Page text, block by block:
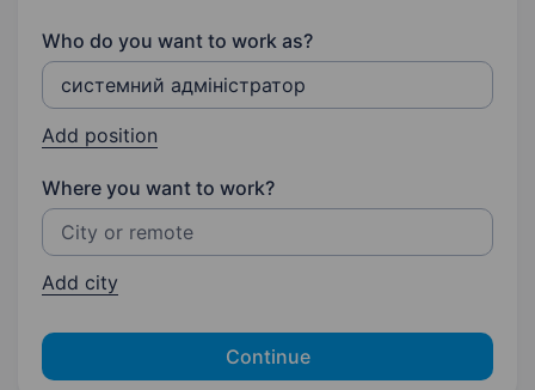
Who do you want to work as?
Add position
Where you want to work?
Add city
Continue